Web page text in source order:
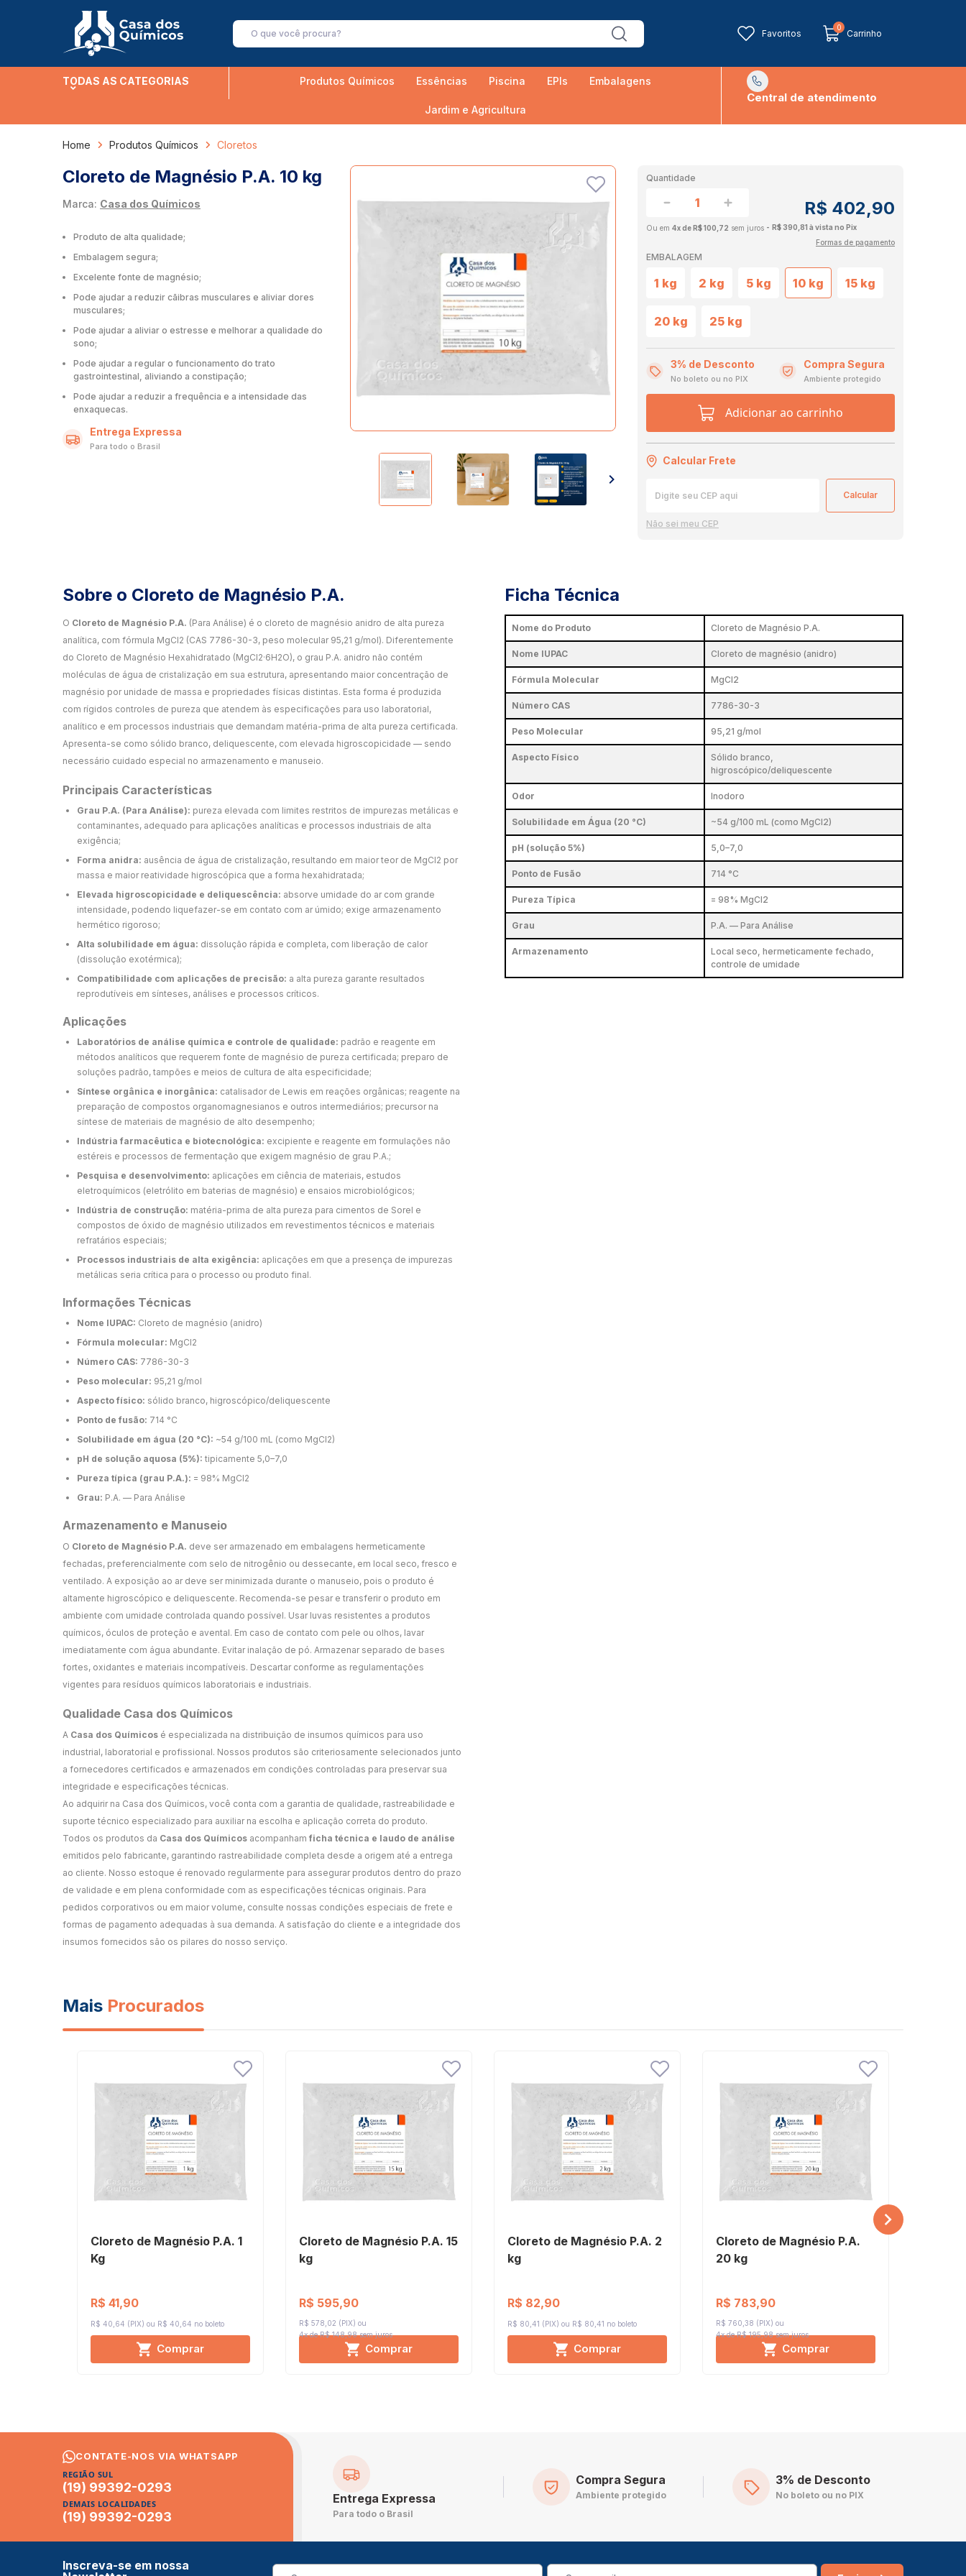
Favoritos
0
Carrinho
TODAS AS CATEGORIAS Produtos Químicos Essências Piscina EPIs Embalagens
Jardim e Agricultura
Central de atendimento
Home Produtos Químicos Cloretos
Cloreto de Magnésio P.A. 10 kg
Marca: Casa dos Químicos
Produto de alta qualidade;
Embalagem segura;
Excelente fonte de magnésio;
Pode ajudar a reduzir cãibras musculares e aliviar dores
musculares;
Pode ajudar a aliviar o estresse e melhorar a qualidade do
sono;
Pode ajudar a regular o funcionamento do trato
gastrointestinal, aliviando a constipação;
Pode ajudar a reduzir a frequência e a intensidade das
enxaquecas.
Entrega Expressa
Para todo o Brasil
Quantidade
R$ 402,90
4x de R$ 100,72 sem juros
R$ 390,81 à vista no Pix
Formas de pagamento
EMBALAGEM
1 kg 2 kg 5 kg 10 kg 15 kg
20 kg 25 kg
3% de Desconto
No boleto ou no PIX
Compra Segura
Ambiente protegido
Adicionar ao carrinho
Calcular Frete
Não sei meu CEP
Sobre o Cloreto de Magnésio P.A.
O Cloreto de Magnésio P.A. (Para Análise) é o cloreto de magnésio anidro de alta pureza
analítica, com fórmula MgCl2 (CAS 7786-30-3, peso molecular 95,21 g/mol). Diferentemente
do Cloreto de Magnésio Hexahidratado (MgCl2·6H2O), o grau P.A. anidro não contém
moléculas de água de cristalização em sua estrutura, apresentando maior concentração de
magnésio por unidade de massa e propriedades físicas distintas. Esta forma é produzida
com rígidos controles de pureza que atendem às especificações para uso laboratorial,
analítico e em processos industriais que demandam matéria-prima de alta pureza certificada.
Apresenta-se como sólido branco, deliquescente, com elevada higroscopicidade — sendo
necessário cuidado especial no armazenamento e manuseio.
Principais Características
Grau P.A. (Para Análise): pureza elevada com limites restritos de impurezas metálicas e
contaminantes, adequado para aplicações analíticas e processos industriais de alta
exigência;
Forma anidra: ausência de água de cristalização, resultando em maior teor de MgCl2 por
massa e maior reatividade higroscópica que a forma hexahidratada;
Elevada higroscopicidade e deliquescência: absorve umidade do ar com grande
intensidade, podendo liquefazer-se em contato com ar úmido; exige armazenamento
hermético rigoroso;
Alta solubilidade em água: dissolução rápida e completa, com liberação de calor
(dissolução exotérmica);
Compatibilidade com aplicações de precisão: a alta pureza garante resultados
reprodutíveis em sínteses, análises e processos críticos.
Aplicações
Laboratórios de análise química e controle de qualidade: padrão e reagente em
métodos analíticos que requerem fonte de magnésio de pureza certificada; preparo de
soluções padrão, tampões e meios de cultura de alta especificidade;
Síntese orgânica e inorgânica: catalisador de Lewis em reações orgânicas; reagente na
preparação de compostos organomagnesianos e outros intermediários; precursor na
síntese de materiais de magnésio de alto desempenho;
Indústria farmacêutica e biotecnológica: excipiente e reagente em formulações não
estéreis e processos de fermentação que exigem magnésio de grau P.A.;
Pesquisa e desenvolvimento: aplicações em ciência de materiais, estudos
eletroquímicos (eletrólito em baterias de magnésio) e ensaios microbiológicos;
Indústria de construção: matéria-prima de alta pureza para cimentos de Sorel e
compostos de óxido de magnésio utilizados em revestimentos técnicos e materiais
refratários especiais;
Processos industriais de alta exigência: aplicações em que a presença de impurezas
metálicas seria crítica para o processo ou produto final.
Informações Técnicas
Nome IUPAC: Cloreto de magnésio (anidro)
Fórmula molecular: MgCl2
Número CAS: 7786-30-3
Peso molecular: 95,21 g/mol
Aspecto físico: sólido branco, higroscópico/deliquescente
Ponto de fusão: 714 °C
Solubilidade em água (20 °C): ~54 g/100 mL (como MgCl2)
pH de solução aquosa (5%): tipicamente 5,0–7,0
Pureza típica (grau P.A.): = 98% MgCl2
Grau: P.A. — Para Análise
Armazenamento e Manuseio
O Cloreto de Magnésio P.A. deve ser armazenado em embalagens hermeticamente
fechadas, preferencialmente com selo de nitrogênio ou dessecante, em local seco, fresco e
ventilado. A exposição ao ar deve ser minimizada durante o manuseio, pois o produto é
altamente higroscópico e deliquescente. Recomenda-se pesar e transferir o produto em
ambiente com umidade controlada quando possível. Usar luvas resistentes a produtos
químicos, óculos de proteção e avental. Em caso de contato com pele ou olhos, lavar
imediatamente com água abundante. Evitar inalação de pó. Armazenar separado de bases
fortes, oxidantes e materiais incompatíveis. Descartar conforme as regulamentações
vigentes para resíduos químicos laboratoriais e industriais.
Qualidade Casa dos Químicos
A Casa dos Químicos é especializada na distribuição de insumos químicos para uso
industrial, laboratorial e profissional. Nossos produtos são criteriosamente selecionados junto
a fornecedores certificados e armazenados em condições controladas para preservar sua
integridade e especificações técnicas.
Ao adquirir na Casa dos Químicos, você conta com a garantia de qualidade, rastreabilidade e
suporte técnico especializado para auxiliar na escolha e aplicação correta do produto.
Todos os produtos da Casa dos Químicos acompanham ficha técnica e laudo de análise
emitidos pelo fabricante, garantindo rastreabilidade completa desde a origem até a entrega
ao cliente. Nosso estoque é renovado regularmente para assegurar produtos dentro do prazo
de validade e em plena conformidade com as especificações técnicas originais. Para
pedidos corporativos ou em maior volume, consulte nossas condições especiais de frete e
formas de pagamento adequadas à sua demanda. A satisfação do cliente e a integridade dos
insumos fornecidos são os pilares do nosso serviço.
Ficha Técnica
Nome do Produto Cloreto de Magnésio P.A.
Nome IUPAC Cloreto de magnésio (anidro)
Fórmula Molecular MgCl2
Número CAS 7786-30-3
Peso Molecular 95,21 g/mol
Aspecto Físico
Sólido branco,
higroscópico/deliquescente
Odor Inodoro
Solubilidade em Água (20 °C) ~54 g/100 mL (como MgCl2)
pH (solução 5%) 5,0–7,0
Ponto de Fusão 714 °C
Pureza Típica = 98% MgCl2
Grau P.A. — Para Análise
Armazenamento
Local seco, hermeticamente fechado,
controle de umidade
Mais Procurados
Cloreto de Magnésio P.A. 1
Kg
R$ 41,90
R$ 40,64 (PIX) R$ 40,64 no boleto
Comprar
Cloreto de Magnésio P.A. 15
kg
R$ 595,90
R$ 578,02 (PIX)
4x de R$ 148,98sem juros
Comprar
Cloreto de Magnésio P.A. 2
kg
R$ 82,90
R$ 80,41 (PIX) R$ 80,41 no boleto
Comprar
Cloreto de Magnésio P.A.
20 kg
R$ 783,90
R$ 760,38 (PIX)
4x de R$ 195,98sem juros
Comprar
CONTATE-NOS VIA WHATSAPP
REGIÃO SUL
(19) 99392-0293
DEMAIS LOCALIDADES
(19) 99392-0293
Entrega Expressa
Para todo o Brasil
Compra Segura
Ambiente protegido
3% de Desconto
No boleto ou no PIX
Inscreva-se em nossa